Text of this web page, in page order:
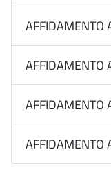
AFFIDAMENTO
AFFIDAMENTO
AFFIDAMENTO
AFFIDAMENTO